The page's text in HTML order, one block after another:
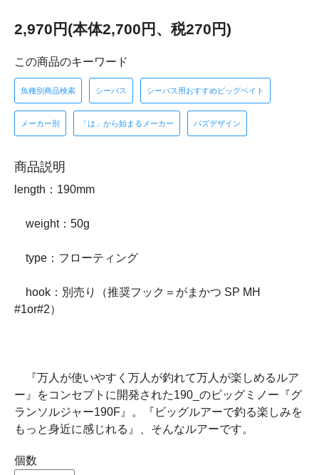
2,970円(本体2,700円、税270円)
この商品のキーワード
魚種別商品検索 シーバス シーバス用おすすめビッグベイト
メーカー別 「は」から始まるメーカー パズデザイン
商品説明
length：190mm
weight：50g
type：フローティング
hook：別売り（推奨フック＝がまかつ SP MH
#1or#2）
『万人が使いやすく万人が釣れて万人が楽しめるルア
ー』をコンセプトに開発された190_のビッグミノー『グ
ランソルジャー190F』。『ビッグルアーで釣る楽しみを
もっと身近に感じれる』、そんなルアーです。
個数